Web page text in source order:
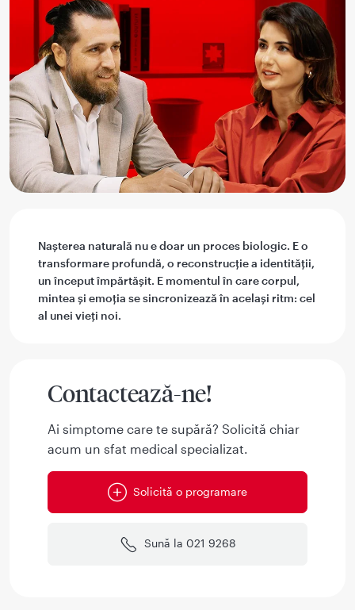
Nașterea naturală nu e doar un proces biologic. E o
transformare profundă, o reconstrucție a identității,
un început împărtășit. E momentul în care corpul,
mintea și emoția se sincronizează în același ritm: cel
al unei vieți noi.
Contactează-ne!
Ai simptome care te supără? Solicită chiar
acum un sfat medical specializat.
Solicită o programare
Sună la 021 9268